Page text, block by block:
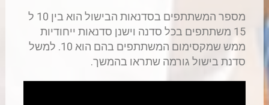
מספר המשתתפים בסדנאות הבישול הוא בין 10 ל
15 משתתפים בכל סדנה וישנן סדנאות ייחודיות
ממש שמקסימום המשתתפים בהם הוא 10. למשל
סדנת בישול גורמה שתראו בהמשך.